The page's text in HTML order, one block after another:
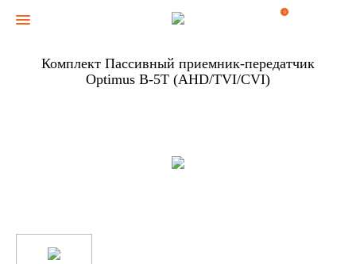
0
Комплект Пассивный приемник-передатчик
Optimus B-5T (AHD/TVI/CVI)